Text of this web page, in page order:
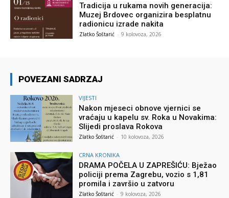
Tradicija u rukama novih generacija:
Muzej Brdovec organizira besplatnu
radionicu izrade nakita
Zlatko Šoštarić - 9 kolovoza, 2026
POVEZANI SADRZAJ
VIJESTI
Nakon mjeseci obnove vjernici se
vraćaju u kapelu sv. Roka u Novakima:
Slijedi proslava Rokova
Zlatko Šoštarić - 10 kolovoza, 2026
CRNA KRONIKA
DRAMA POČELA U ZAPREŠIĆU: Bježao
policiji prema Zagrebu, vozio s 1,81
promila i završio u zatvoru
Zlatko Šoštarić - 9 kolovoza, 2026